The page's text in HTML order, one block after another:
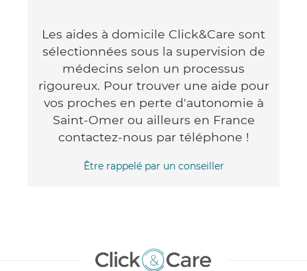
Les aides à domicile Click&Care sont
sélectionnées sous la supervision de
médecins selon un processus
rigoureux. Pour trouver une aide pour
vos proches en perte d'autonomie à
Saint-Omer ou ailleurs en France
contactez-nous par téléphone !
Être rappelé par un conseiller